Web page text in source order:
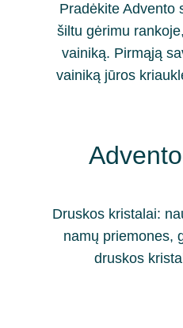
Pradėkite Advento
šiltu gėrimu
vainiką. Pirmąją
vainiką jūros
namų priemones,
druskos